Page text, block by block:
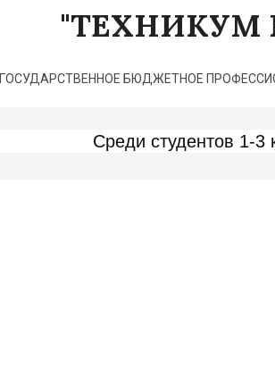
"ТЕХНИКУМ
ГОСУДАРСТВЕННОЕ БЮДЖЕТНОЕ
Среди студентов 1-